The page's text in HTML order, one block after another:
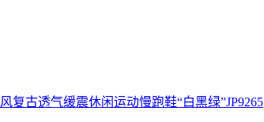
复古透气缓震休闲运动慢跑鞋“白黑绿”JP9265